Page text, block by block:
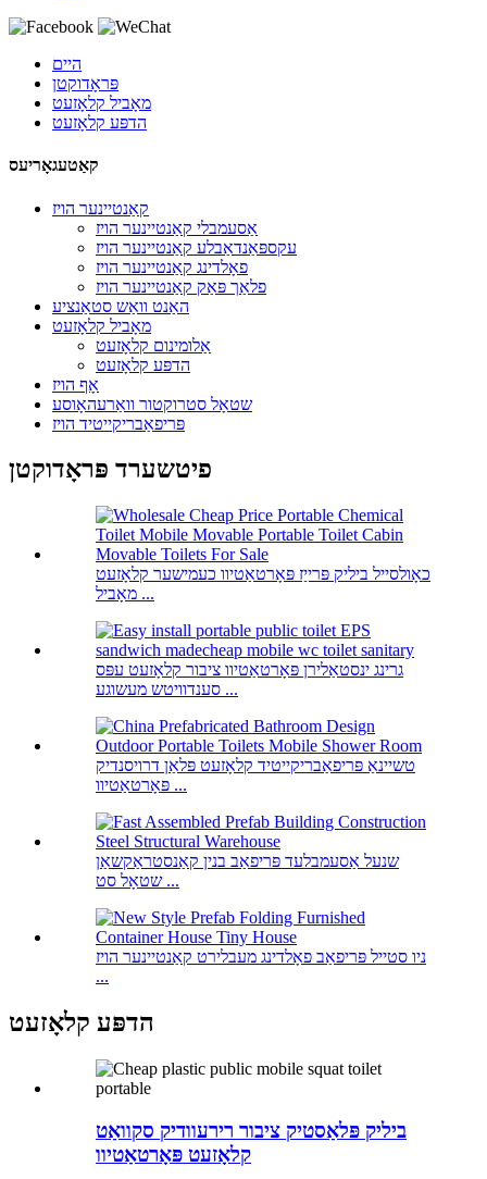
היים
פּראָדוקטן
מאָביל קלאָזעט
הדפּע קלאָזעט
קאַטעגאָריעס
קאַנטיינער הויז
אַסעמבלי קאַנטיינער הויז
עקספּאַנדאַבלע קאַנטיינער הויז
פאָלדינג קאַנטיינער הויז
פלאַך פּאַק קאַנטיינער הויז
האַנט וואַש סטאַנציע
מאָביל קלאָזעט
אַלומינום קלאָזעט
הדפּע קלאָזעט
אָף הויז
שטאָל סטרוקטור וואַרעהאָוסע
פּריפאַבריקייטיד הויז
פיטשערד פּראָדוקטן
כאָולסייל ביליק פּרייַז פּאָרטאַטיוו כעמישער קלאָזעט
מאָביל ...
גרינג ינסטאַלירן פּאָרטאַטיוו ציבור קלאָזעט עפּס
סענדוויטש מעשוגע ...
טשיינאַ פּריפאַבריקייטיד קלאָזעט פּלאַן דרויסנדיק
פּאָרטאַטיוו ...
שנעל אַסעמבלעד פּריפאַב בנין קאַנסטראַקשאַן
שטאָל סט ...
ניו סטייל פּריפאַב פאָלדינג מעבלירט קאַנטיינער הויז
...
הדפּע קלאָזעט
ביליק פּלאַסטיק ציבור רירעוודיק סקוואַט
קלאָזעט פּאָרטאַטיוו